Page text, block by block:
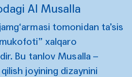
Al Musalla
tomonidan ta’sis
xalqaro
Bu tanlov Musalla –
joyining dizaynini